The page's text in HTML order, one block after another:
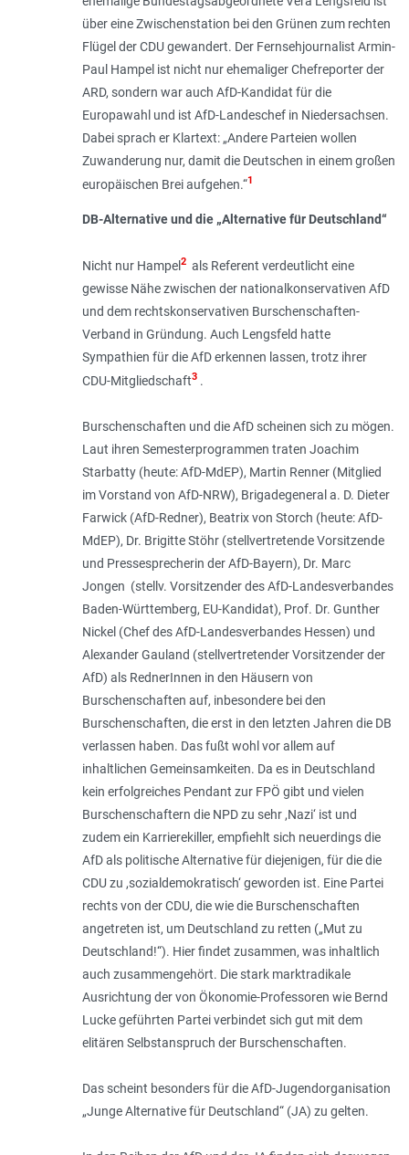
über eine Zwischenstation bei den Grünen zum rechten
Flügel der CDU gewandert. Der Fernsehjournalist Armin-
Paul Hampel ist nicht nur ehemaliger Chefreporter der
ARD, sondern war auch AfD-Kandidat für die
Europawahl und ist AfD-Landeschef in Niedersachsen.
Dabei sprach er Klartext: „Andere Parteien wollen
Zuwanderung nur, damit die Deutschen in einem großen
europäischen Brei aufgehen.“1
DB-Alternative und die „Alternative für Deutschland“
Nicht nur Hampel 2als Referent verdeutlicht eine
gewisse Nähe zwischen der nationalkonservativen AfD
und dem rechtskonservativen Burschenschaften-
Verband in Gründung. Auch Lengsfeld hatte
Sympathien für die AfD erkennen lassen, trotz ihrer
CDU-Mitgliedschaft3.
Burschenschaften und die AfD scheinen sich zu mögen.
Laut ihren Semesterprogrammen traten Joachim
Starbatty (heute: AfD-MdEP), Martin Renner (Mitglied
im Vorstand von AfD-NRW), Brigadegeneral a. D. Dieter
Farwick (AfD-Redner), Beatrix von Storch (heute: AfD-
MdEP), Dr. Brigitte Stöhr (stellvertretende Vorsitzende
und Pressesprecherin der AfD-Bayern), Dr. Marc
Jongen (stellv. Vorsitzender des AfD-Landesverbandes
Baden-Württemberg, EU-Kandidat), Prof. Dr. Gunther
Nickel (Chef des AfD-Landesverbandes Hessen) und
Alexander Gauland (stellvertretender Vorsitzender der
AfD) als RednerInnen in den Häusern von
Burschenschaften auf, inbesondere bei den
Burschenschaften, die erst in den letzten Jahren die DB
verlassen haben. Das fußt wohl vor allem auf
inhaltlichen Gemeinsamkeiten. Da es in Deutschland
kein erfolgreiches Pendant zur FPÖ gibt und vielen
Burschenschaftern die NPD zu sehr ,Nazi‘ ist und
zudem ein Karrierekiller, empfiehlt sich neuerdings die
AfD als politische Alternative für diejenigen, für die die
CDU zu ,sozialdemokratisch‘ geworden ist. Eine Partei
rechts von der CDU, die wie die Burschenschaften
angetreten ist, um Deutschland zu retten („Mut zu
Deutschland!“). Hier findet zusammen, was inhaltlich
auch zusammengehört. Die stark marktradikale
Ausrichtung der von Ökonomie-Professoren wie Bernd
Lucke geführten Partei verbindet sich gut mit dem
elitären Selbstanspruch der Burschenschaften.
Das scheint besonders für die AfD-Jugendorganisation
„Junge Alternative für Deutschland“ (JA) zu gelten.